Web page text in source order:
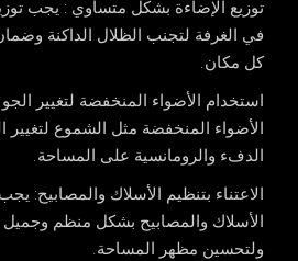
توزيع الإضاءة بشكل متساوي : يجب
في الغرفة لتجنب الظلال الداكنة
كل مكان.
استخدام الأضواء المنخفضة لتغيير الجو
الأضواء المنخفضة مثل الشموع
الدفء والرومانسية على المساحة.
الاعتناء بتنظيم الأسلاك والمصابيح:
الأسلاك والمصابيح بشكل منظم
ولتحسين مظهر المساحة.